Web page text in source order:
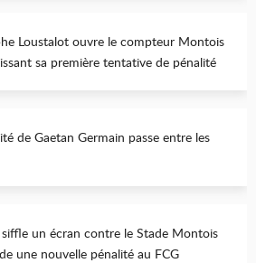
Loustalot ouvre le compteur Montois
sa première tentative de pénalité
de Gaetan Germain passe entre les
un écran contre le Stade Montois
une nouvelle pénalité au FCG